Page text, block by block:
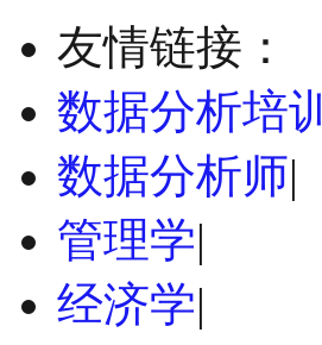
友情链接：
数据分析培训
数据分析师|
管理学|
经济学|